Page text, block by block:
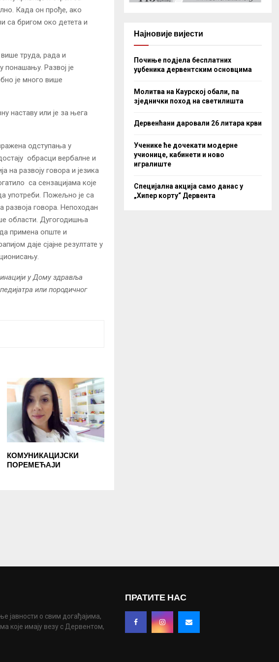
Када он прође, ако
са бригом око детета и
труда, рада и
Развој је
је много више
наставу или је за њега
одступања у
обрасци вербалне и
на развоју говора и језика
са сензацијама које
употреби. Пожељно је са
развоја говора. Непоходан
области. Дугогодишња
примена опште и
даје сјајне резултате у
у Дому здравља
или породичног
КОМУНИКАЦИЈСКИ
ПОРЕМЕЋАЈИ
Најновије вијести
Почиње подјела бесплатних
уџбеника дервентским основцима
Молитва на Каурској обали, па
зједнички поход на светилишта
Дервенћани даровали 26 литара крви
Ученике ће дочекати модерне
учионице, кабинети и ново
игралиште
Специјална акција само данас у
„Хипер корту“ Дервента
јавности о свим догађајима,
које имају везу с Дервентом,
ПРАТИТЕ НАС